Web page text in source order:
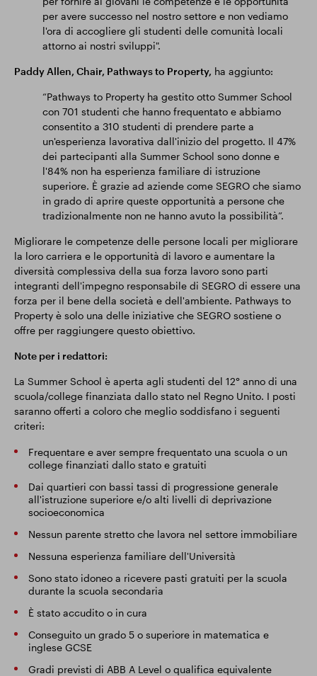
per avere successo nel nostro settore e non vediamo
l'ora di accogliere gli studenti delle comunità locali
attorno ai nostri sviluppi".
Paddy Allen, Chair, Pathways to Property, ha aggiunto:
“Pathways to Property ha gestito otto Summer School
con 701 studenti che hanno frequentato e abbiamo
consentito a 310 studenti di prendere parte a
un'esperienza lavorativa dall'inizio del progetto. Il 47%
dei partecipanti alla Summer School sono donne e
l'84% non ha esperienza familiare di istruzione
superiore. È grazie ad aziende come SEGRO che siamo
in grado di aprire queste opportunità a persone che
tradizionalmente non ne hanno avuto la possibilità”.
Migliorare le competenze delle persone locali per migliorare
la loro carriera e le opportunità di lavoro e aumentare la
diversità complessiva della sua forza lavoro sono parti
integranti dell'impegno responsabile di SEGRO di essere una
forza per il bene della società e dell'ambiente. Pathways to
Property è solo una delle iniziative che SEGRO sostiene o
offre per raggiungere questo obiettivo.
Note per i redattori:
La Summer School è aperta agli studenti del 12° anno di una
scuola/college finanziata dallo stato nel Regno Unito. I posti
saranno offerti a coloro che meglio soddisfano i seguenti
criteri:
Frequentare e aver sempre frequentato una scuola o un
college finanziati dallo stato e gratuiti
Dai quartieri con bassi tassi di progressione generale
all'istruzione superiore e/o alti livelli di deprivazione
socioeconomica
Nessun parente stretto che lavora nel settore immobiliare
Nessuna esperienza familiare dell'Università
Sono stato idoneo a ricevere pasti gratuiti per la scuola
durante la scuola secondaria
È stato accudito o in cura
Conseguito un grado 5 o superiore in matematica e
inglese GCSE
Gradi previsti di ABB A Level o qualifica equivalente